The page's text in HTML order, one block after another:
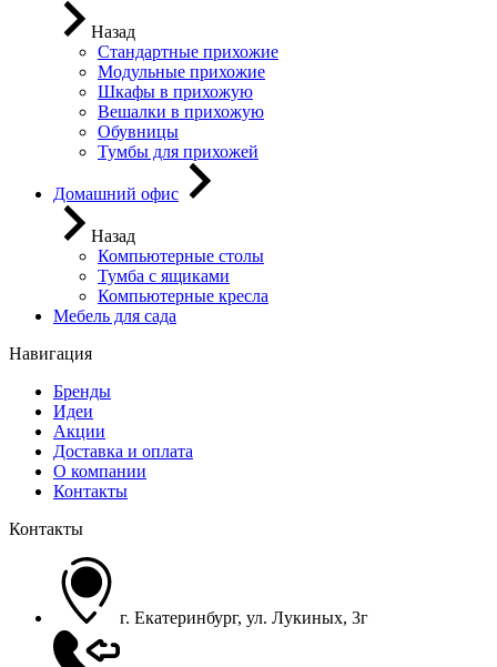
Назад
Стандартные прихожие
Модульные прихожие
Шкафы в прихожую
Вешалки в прихожую
Обувницы
Тумбы для прихожей
Домашний офис
Назад
Компьютерные столы
Тумба с ящиками
Компьютерные кресла
Мебель для сада
Навигация
Бренды
Идеи
Акции
Доставка и оплата
О компании
Контакты
Контакты
г. Екатеринбург, ул. Лукиных, 3г